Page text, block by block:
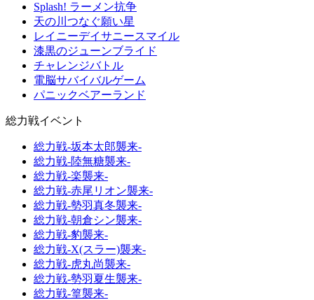
Splash! ラーメン抗争
天の川つなぐ願い星
レイニーデイサニースマイル
漆黒のジューンブライド
チャレンジバトル
電脳サバイバルゲーム
パニックベアーランド
総力戦イベント
総力戦-坂本太郎襲来-
総力戦-陸無糖襲来-
総力戦-楽襲来-
総力戦-赤尾リオン襲来-
総力戦-勢羽真冬襲来-
総力戦-朝倉シン襲来-
総力戦-豹襲来-
総力戦-X(スラー)襲来-
総力戦-虎丸尚襲来-
総力戦-勢羽夏生襲来-
総力戦-篁襲来-